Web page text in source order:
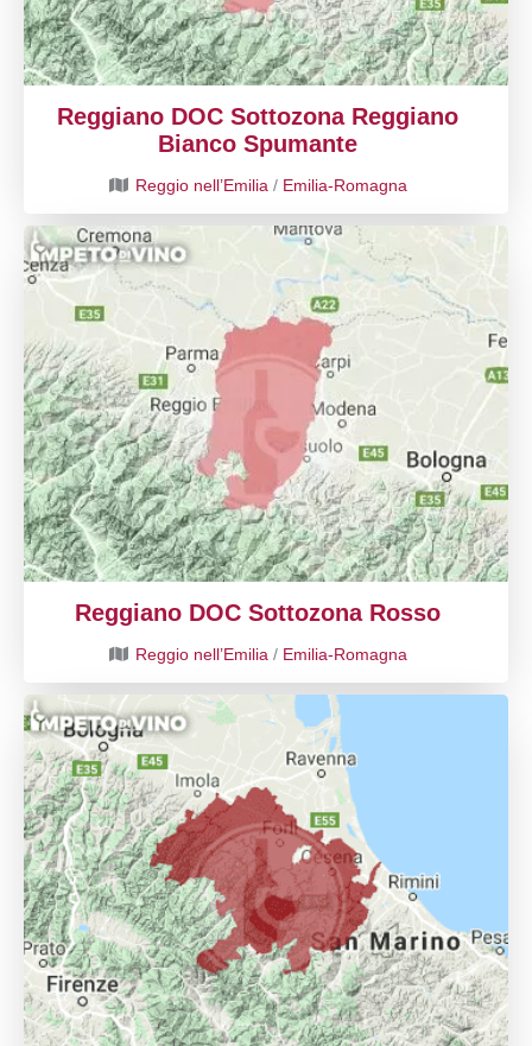
Reggiano DOC Sottozona Reggiano
Bianco Spumante
Reggio nell’Emilia / Emilia-Romagna
Reggiano DOC Sottozona Rosso
Reggio nell’Emilia / Emilia-Romagna